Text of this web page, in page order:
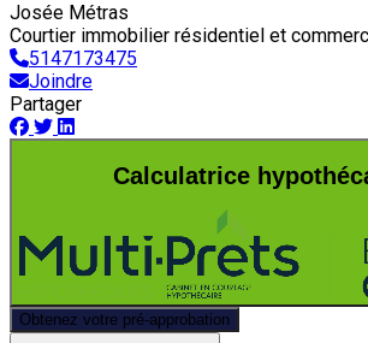
Josée Métras
Courtier immobilier résidentiel et
5147173475
Joindre
Partager
Calculatrice
Obtenez votre pré-approbation